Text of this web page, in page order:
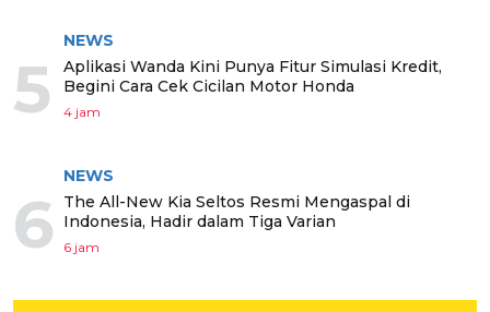
5
NEWS
Aplikasi Wanda Kini Punya Fitur Simulasi Kredit,
Begini Cara Cek Cicilan Motor Honda
4 jam
6
NEWS
The All-New Kia Seltos Resmi Mengaspal di
Indonesia, Hadir dalam Tiga Varian
6 jam